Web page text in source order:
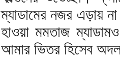
ম্যাডামের নজর এড়ায়
হাওয়া মমতাজ
আমার ভিতর হিসেব